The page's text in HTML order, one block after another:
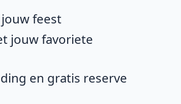
feest
jouw favoriete
en gratis reserve